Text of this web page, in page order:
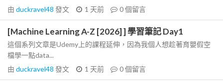
由 duckravel48 發文 1 天前 0個留言
[Machine Learning A-Z [2026] ] 學習筆記 Day1
這個系列文章是Udemy上的課程延伸，因為我個人想趁著育嬰假空
檔學一點data...
由 duckravel48 發文 1 天前 0個留言